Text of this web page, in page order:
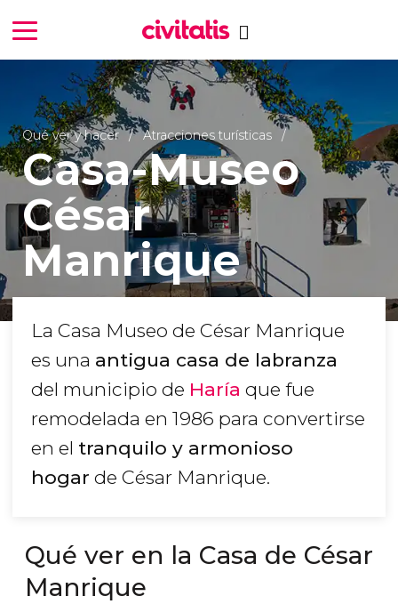
Qué ver y hacer Atracciones turísticas
Casa-Museo
César
Manrique
La Casa Museo de César Manrique
es una antigua casa de labranza
del municipio de Haría que fue
remodelada en 1986 para convertirse
en el tranquilo y armonioso
hogar de César Manrique.
Qué ver en la Casa de César
Manrique